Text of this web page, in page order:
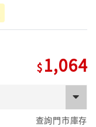
1,064
查詢門市庫存